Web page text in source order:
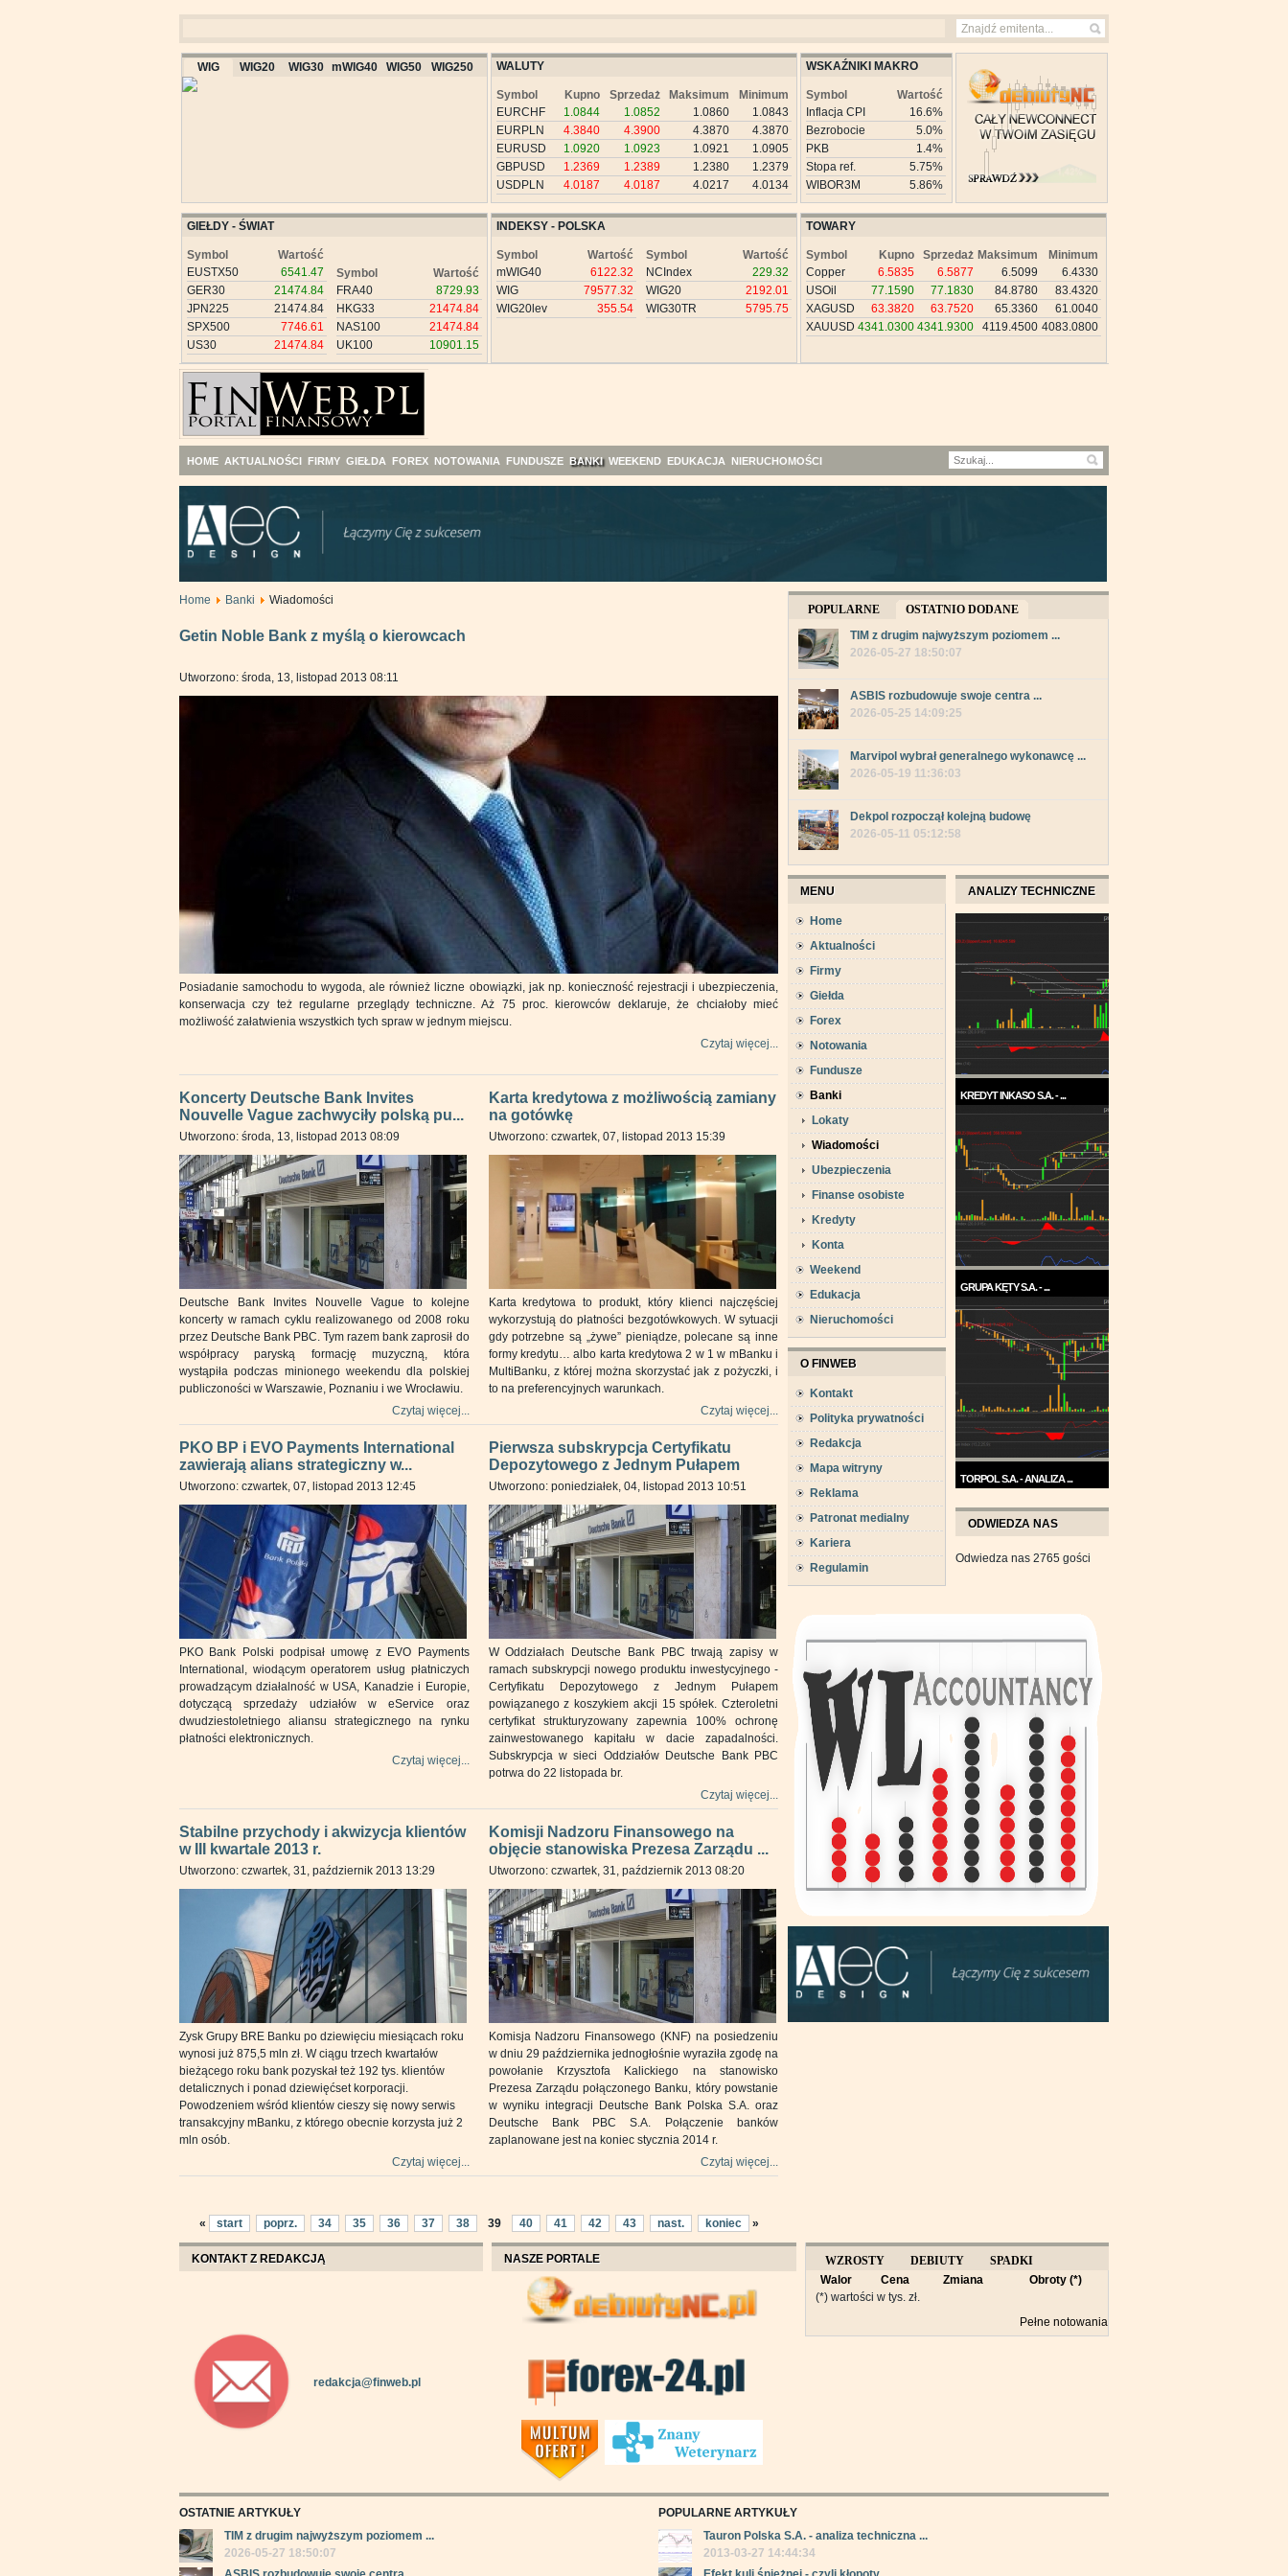
WIG WIG20 WIG30 mWIG40 WIG50 WIG250 WALUTY
Symbol Kupno Sprzedaż Maksimum
Minimum
EURCHF
1.0844 1.0852 1.0860
1.0843
EURPLN
4.3840 4.3900 4.3870
4.3870
EURUSD
1.0920 1.0923 1.0921
1.0905
GBPUSD
1.2369 1.2389 1.2380
1.2379
USDPLN
4.0187 4.0187 4.0217 4.0134
WSKAŹNIKI MAKRO
Symbol
Wartość
Inflacja CPI
16.6%
Bezrobocie
5.0%
PKB
1.4%
Stopa ref.
5.75%
WIBOR3M
5.86%
GIEŁDY - ŚWIAT
Symbol
Wartość
EUSTX50
6541.47
GER30
21474.84
JPN225
21474.84
SPX500
7746.61
US30
21474.84
Symbol
Wartość
FRA40
8729.93
HKG33
21474.84
NAS100
21474.84
UK100
10901.15
INDEKSY - POLSKA
Symbol
Wartość
mWIG40
6122.32
WIG
79577.32
WIG20lev
355.54
Symbol
Wartość
NCIndex
229.32
WIG20
2192.01
WIG30TR
5795.75
TOWARY
Symbol Kupno Sprzedaż Maksimum
Minimum
Copper
6.5835 6.5877 6.5099
6.4330
USOil
77.1590 77.1830 84.8780
83.4320
XAGUSD
63.3820 63.7520 65.3360
61.0040
XAUUSD 4341.0300 4341.9300 4119.4500 4083.0800
HOME AKTUALNOŚCI FIRMY GIEŁDA FOREX NOTOWANIA FUNDUSZE BANKI WEEKEND EDUKACJA NIERUCHOMOŚCI
Home Banki Wiadomości
Getin Noble Bank z myślą o kierowcach
Utworzono: środa, 13, listopad 2013 08:11
Posiadanie samochodu to wygoda, ale również liczne obowiązki, jak np. konieczność rejestracji i ubezpieczenia,
konserwacja czy też regularne przeglądy techniczne. Aż 75 proc. kierowców deklaruje, że chciałoby mieć
możliwość załatwienia wszystkich tych spraw w jednym miejscu.
Czytaj więcej...
Koncerty Deutsche Bank Invites
Nouvelle Vague zachwyciły polską pu...
Utworzono: środa, 13, listopad 2013 08:09
Deutsche Bank Invites Nouvelle Vague to kolejne
koncerty w ramach cyklu realizowanego od 2008 roku
przez Deutsche Bank PBC. Tym razem bank zaprosił do
współpracy paryską formację muzyczną, która
wystąpiła podczas minionego weekendu dla polskiej
publiczoności w Warszawie, Poznaniu i we Wrocławiu.
Czytaj więcej...
Karta kredytowa z możliwością zamiany
na gotówkę
Utworzono: czwartek, 07, listopad 2013 15:39
Karta kredytowa to produkt, który klienci najczęściej
wykorzystują do płatności bezgotówkowych. W sytuacji
gdy potrzebne są „żywe” pieniądze, polecane są inne
formy kredytu… albo karta kredytowa 2 w 1 w mBanku i
MultiBanku, z której można skorzystać jak z pożyczki, i
to na preferencyjnych warunkach.
Czytaj więcej...
PKO BP i EVO Payments International
zawierają alians strategiczny w...
Utworzono: czwartek, 07, listopad 2013 12:45
PKO Bank Polski podpisał umowę z EVO Payments
International, wiodącym operatorem usług płatniczych
prowadzącym działalność w USA, Kanadzie i Europie,
dotyczącą sprzedaży udziałów w eService oraz
dwudziestoletniego aliansu strategicznego na rynku
płatności elektronicznych.
Czytaj więcej...
Pierwsza subskrypcja Certyfikatu
Depozytowego z Jednym Pułapem
Utworzono: poniedziałek, 04, listopad 2013 10:51
W Oddziałach Deutsche Bank PBC trwają zapisy w
ramach subskrypcji nowego produktu inwestycyjnego -
Certyfikatu Depozytowego z Jednym Pułapem
powiązanego z koszykiem akcji 15 spółek. Czteroletni
certyfikat strukturyzowany zapewnia 100% ochronę
zainwestowanego kapitału w dacie zapadalności.
Subskrypcja w sieci Oddziałów Deutsche Bank PBC
potrwa do 22 listopada br.
Czytaj więcej...
Stabilne przychody i akwizycja klientów
w III kwartale 2013 r.
Utworzono: czwartek, 31, październik 2013 13:29
Zysk Grupy BRE Banku po dziewięciu miesiącach roku
wynosi już 875,5 mln zł. W ciągu trzech kwartałów
bieżącego roku bank pozyskał też 192 tys. klientów
detalicznych i ponad dziewięćset korporacji.
Powodzeniem wśród klientów cieszy się nowy serwis
transakcyjny mBanku, z którego obecnie korzysta już 2
mln osób.
Czytaj więcej...
Komisji Nadzoru Finansowego na
objęcie stanowiska Prezesa Zarządu ...
Utworzono: czwartek, 31, październik 2013 08:20
Komisja Nadzoru Finansowego (KNF) na posiedzeniu
w dniu 29 października jednogłośnie wyraziła zgodę na
powołanie Krzysztofa Kalickiego na stanowisko
Prezesa Zarządu połączonego Banku, który powstanie
w wyniku integracji Deutsche Bank Polska S.A. oraz
Deutsche Bank PBC S.A. Połączenie banków
zaplanowane jest na koniec stycznia 2014 r.
Czytaj więcej...
« start poprz. 34 35 36 37 38 39 40 41 42 43 nast. koniec »
POPULARNE
OSTATNIO DODANE
TIM z drugim najwyższym poziomem ...
2026-05-27 18:50:07
ASBIS rozbudowuje swoje centra ...
2026-05-25 14:09:25
Marvipol wybrał generalnego wykonawcę ...
2026-05-19 11:36:03
Dekpol rozpoczął kolejną budowę
2026-05-11 05:12:58
MENU
Home
Aktualności
Firmy
Giełda
Forex
Notowania
Fundusze
Banki
Lokaty
Wiadomości
Ubezpieczenia
Finanse osobiste
Kredyty
Konta
Weekend
Edukacja
Nieruchomości
O FINWEB
Kontakt
Polityka prywatności
Redakcja
Mapa witryny
Reklama
Patronat medialny
Kariera
Regulamin
ANALIZY TECHNICZNE
KREDYT INKASO S.A. - ...
każdym razie w ...
GRUPA KĘTY S.A. - ...
Trend na wykresie Grupy Kęty
jest wzrostowy. ...
TORPOL S.A. - ANALIZA ...
września wykres Torpolu ...
ODWIEDZA NAS
Odwiedza nas 2765 gości
KONTAKT Z REDAKCJĄ
redakcja@finweb.pl
NASZE PORTALE WZROSTY DEBIUTY
SPADKI
OBROTY
Walor Cena Zmiana
Obroty (*)
(*) wartości w tys. zł.
Pełne notowania
OSTATNIE ARTYKUŁY
TIM z drugim najwyższym poziomem ...
2026-05-27 18:50:07
POPULARNE ARTYKUŁY
Tauron Polska S.A. - analiza techniczna ...
2013-03-27 14:44:34